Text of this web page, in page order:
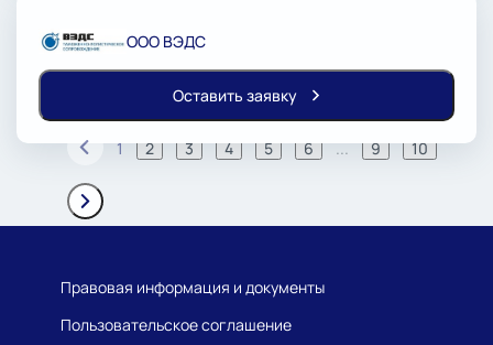
ООО ВЭДС
Оставить заявку
1 2 3 4 5 6 ... 9 10
Правовая информация и документы
Пользовательское соглашение